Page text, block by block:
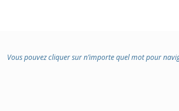
Vous pouvez cliquer sur n’importe quel mot pour